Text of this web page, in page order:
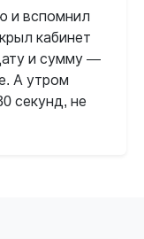
и вспомнил
кабинет
и сумму —
А утром
секунд, не